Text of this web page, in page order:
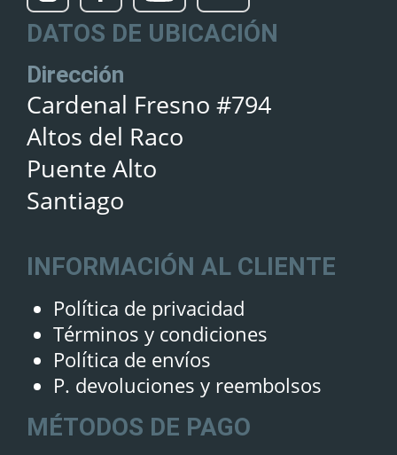
DATOS DE UBICACIÓN
Dirección
Cardenal Fresno #794
Altos del Raco
Puente Alto
Santiago
INFORMACIÓN AL CLIENTE
Política de privacidad
Términos y condiciones
Política de envíos
P. devoluciones y reembolsos
MÉTODOS DE PAGO